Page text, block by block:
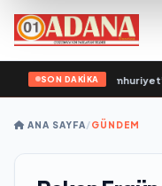
SON DAKİKA
“Sağlıklı Cumhuriyet”
ANA SAYFA/GÜNDEM